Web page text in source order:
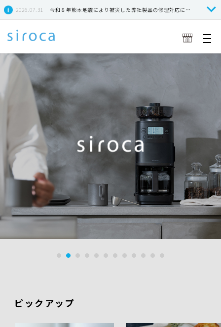
2026.07.31 令和８年熊本地震により被災した弊社製品の修理対応につきまして
ピックアップ